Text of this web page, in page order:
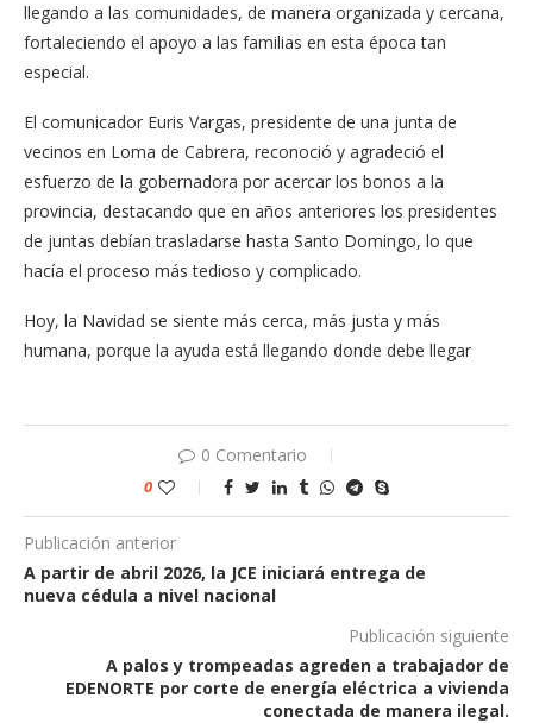
llegando a las comunidades, de manera organizada y cercana,
fortaleciendo el apoyo a las familias en esta época tan
especial.
El comunicador Euris Vargas, presidente de una junta de
vecinos en Loma de Cabrera, reconoció y agradeció el
esfuerzo de la gobernadora por acercar los bonos a la
provincia, destacando que en años anteriores los presidentes
de juntas debían trasladarse hasta Santo Domingo, lo que
hacía el proceso más tedioso y complicado.
Hoy, la Navidad se siente más cerca, más justa y más
humana, porque la ayuda está llegando donde debe llegar
0 Comentario
0
Publicación anterior
A partir de abril 2026, la JCE iniciará entrega de
nueva cédula a nivel nacional
Publicación siguiente
A palos y trompeadas agreden a trabajador de
EDENORTE por corte de energía eléctrica a vivienda
conectada de manera ilegal.